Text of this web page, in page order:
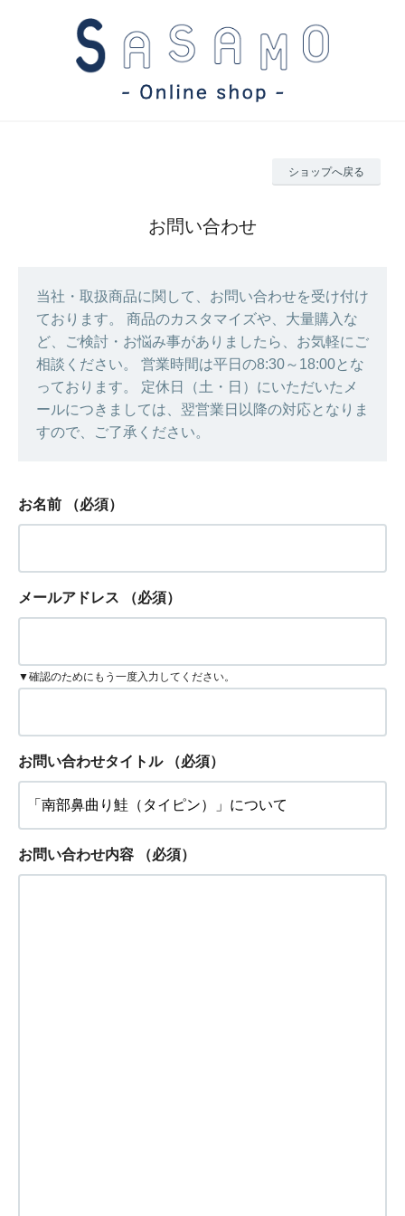
ショップへ戻る
お問い合わせ
当社・取扱商品に関して、お問い合わせを受け付け
ております。 商品のカスタマイズや、大量購入な
ど、ご検討・お悩み事がありましたら、お気軽にご
相談ください。 営業時間は平日の8:30～18:00とな
っております。 定休日（土・日）にいただいたメ
ールにつきましては、翌営業日以降の対応となりま
すので、ご了承ください。
お名前 （必須）
メールアドレス （必須）
▼確認のためにもう一度入力してください。
お問い合わせタイトル （必須）
お問い合わせ内容 （必須）